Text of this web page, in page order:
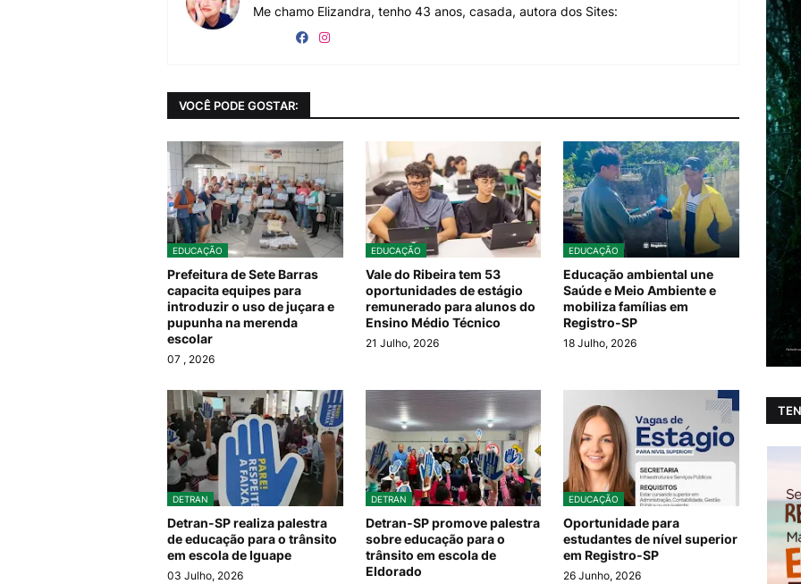
Me chamo Elizandra, tenho 43 anos, casada, autora dos Sites:
VOCÊ PODE GOSTAR:
EDUCAÇÃO
Prefeitura de Sete Barras
capacita equipes para
introduzir o uso de juçara e
pupunha na merenda
escolar
07 , 2026
EDUCAÇÃO
Vale do Ribeira tem 53
oportunidades de estágio
remunerado para alunos do
Ensino Médio Técnico
21 Julho, 2026
EDUCAÇÃO
Educação ambiental une
Saúde e Meio Ambiente e
mobiliza famílias em
Registro-SP
18 Julho, 2026
DETRAN
Detran-SP realiza palestra
de educação para o trânsito
em escola de Iguape
03 Julho, 2026
DETRAN
Detran-SP promove palestra
sobre educação para o
trânsito em escola de
Eldorado
EDUCAÇÃO
Oportunidade para
estudantes de nível superior
em Registro-SP
26 Junho, 2026